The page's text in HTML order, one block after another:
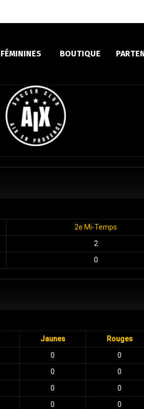
FÉMININES BOUTIQUE
2e Mi-Temps
2
0
Jaunes Rouges
0 0
0 0
0 0
0 0